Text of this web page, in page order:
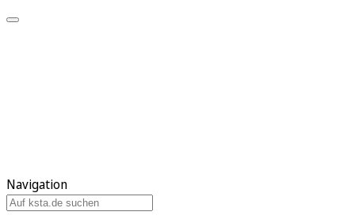
Navigation